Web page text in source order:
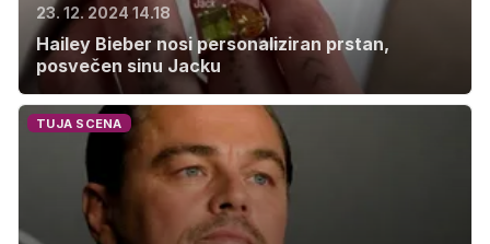
23. 12. 2024 14.18
Hailey Bieber nosi personaliziran prstan,
posvečen sinu Jacku
TUJA SCENA